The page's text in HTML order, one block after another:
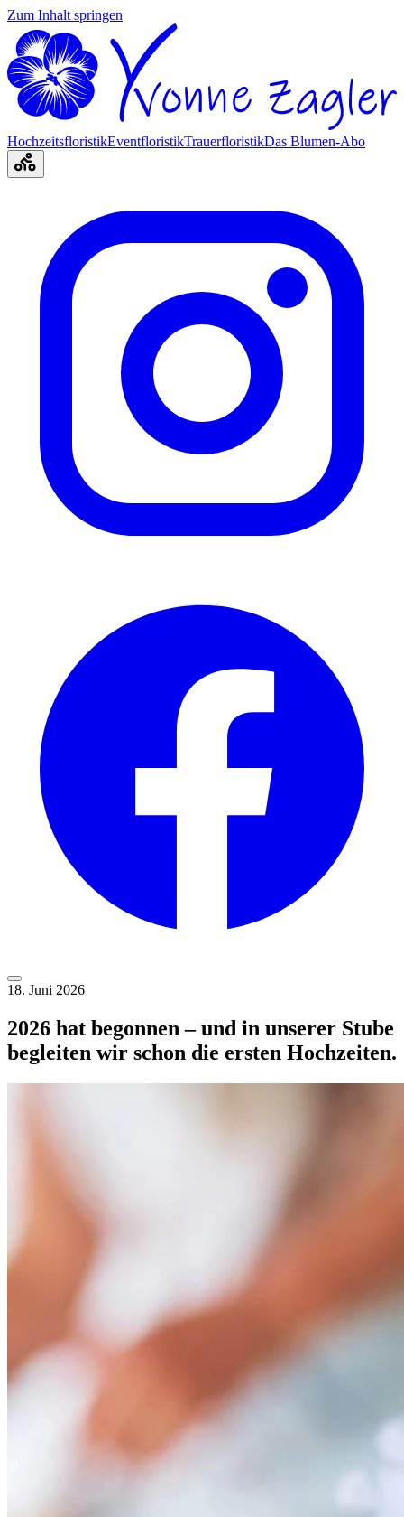
Zum Inhalt springen
HochzeitsfloristikEventfloristikTrauerfloristikDas Blumen-Abo
18. Juni 2026
2026 hat begonnen – und in unserer Stube
begleiten wir schon die ersten Hochzeiten.